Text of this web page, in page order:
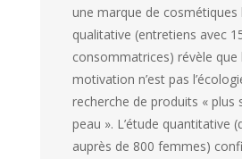
une marque de cosmétiques
qualitative (entretiens avec
consommatrices) révèle que
motivation n’est pas
recherche de produits « plus
peau ». L’étude quantitative
auprès de 800 femmes)